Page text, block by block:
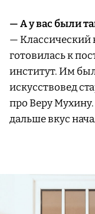
— А у вас были
— Классический
готовилась к
институт. Им
искусствовед
про Веру
дальше вкус